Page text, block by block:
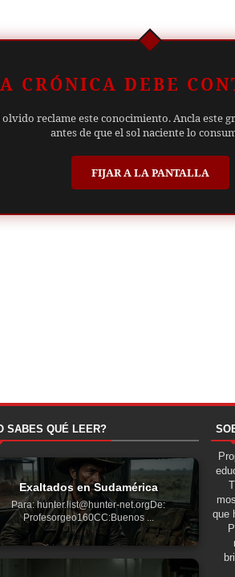
CRÓNICA DEBE
olvido reclame este conocimiento. Ancla
antes de que el sol naciente lo
FIJAR A LA PANTALLA
SABES QUÉ LEER?
Exaltados en Sudamérica
Para: hunter.list@hunter-net.orgDe:
Profesorgeo160CC:Buenos ...
que